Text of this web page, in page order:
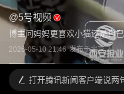
@5号视频
博主问妈妈更喜欢小猫还是自
2026-05-10 21:46 发布于北京
打开腾讯新闻客户端说两